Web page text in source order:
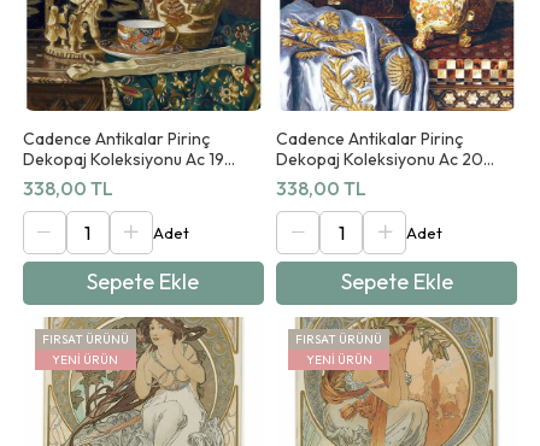
Cadence Antikalar Pirinç
Dekopaj Koleksiyonu Ac 19
90x125cm
338,00 TL
Sepete Ekle
Cadence Antikalar Pirinç
Dekopaj Koleksiyonu Ac 20
90x125cm
338,00 TL
Sepete Ekle
YENI ÜRÜN
FIRSAT ÜRÜNÜ
YENI ÜRÜN
FIRSAT ÜRÜNÜ